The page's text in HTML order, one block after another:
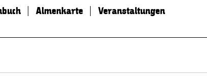
Almenkarte Veranstaltungen